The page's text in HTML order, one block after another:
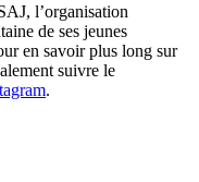
l’organisation
de ses jeunes
en savoir plus long sur
suivre le
.